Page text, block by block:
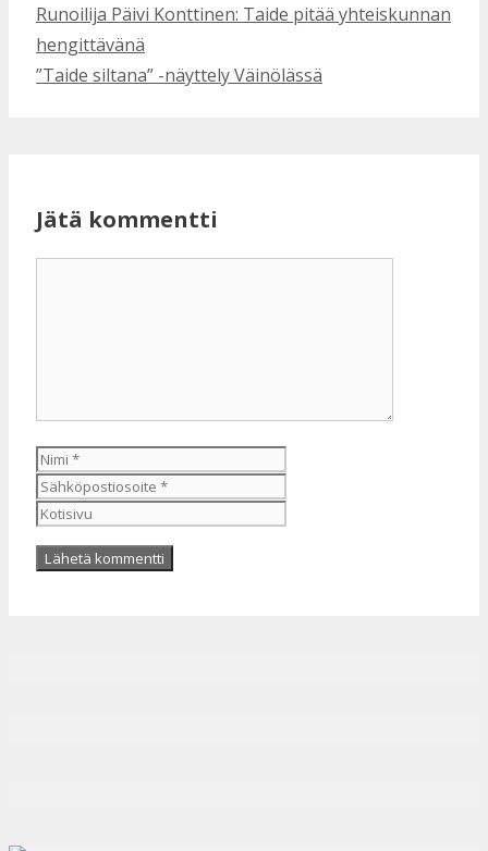
Runoilija Päivi Konttinen: Taide pitää yhteiskunnan
hengittävänä
”Taide siltana” -näyttely Väinölässä
Jätä kommentti
Nimi